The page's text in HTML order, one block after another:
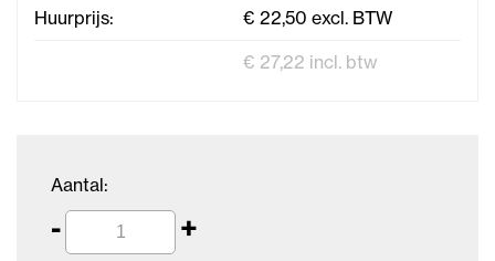
Huurprijs:
€ 22,50 excl. BTW
€ 27,22 incl. btw
Aantal:
- +